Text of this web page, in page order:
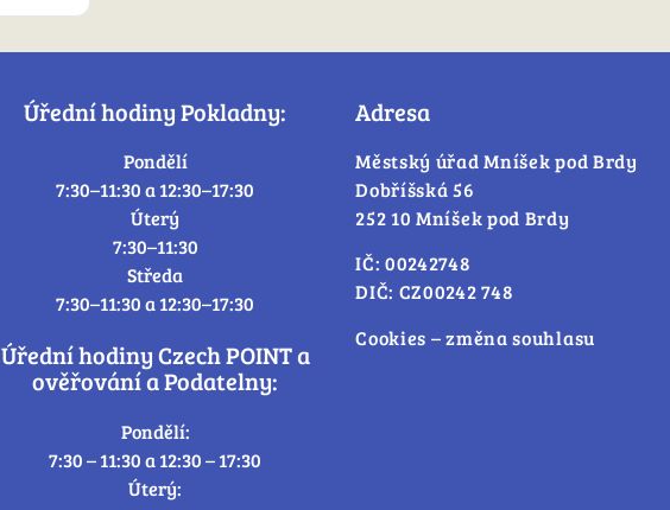
Úřední hodiny Pokladny:
Pondělí
7:30–11:30 a 12:30–17:30
Úterý
7:30–11:30
Středa
7:30–11:30 a 12:30–17:30
Úřední hodiny Czech POINT a
ověřování a Podatelny:
Pondělí:
7:30 – 11:30 a 12:30 – 17:30
Úterý:
Adresa
Městský úřad Mníšek pod Brdy
Dobříšská 56
252 10 Mníšek pod Brdy
IČ: 00242748
DIČ: CZ00242 748
Cookies – změna souhlasu